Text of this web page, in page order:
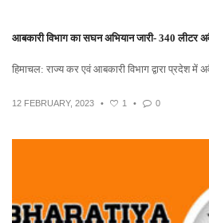
आबकारी विभाग का सघन अभियान जारी- 340 लीटर
हिमाचल: राज्य कर एवं आबकारी विभाग द्वारा प्रदेश में
12 FEBRUARY, 2023 • 1 • 0